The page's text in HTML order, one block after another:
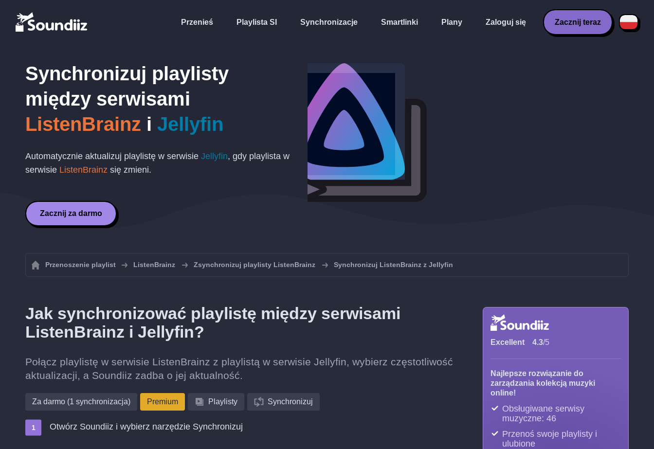
Przenieś Playlista SI Synchronizacje Smartlinki Plany Zaloguj się Zacznij teraz
Synchronizuj playlisty
między serwisami
ListenBrainz i Jellyfin
Automatycznie aktualizuj playlistę w serwisie Jellyfin, gdy playlista w
serwisie ListenBrainz się zmieni.
Zacznij za darmo
Przenoszenie playlist ListenBrainz Zsynchronizuj playlisty ListenBrainz Synchronizuj ListenBrainz z Jellyfin
Jak synchronizować playlistę między serwisami
ListenBrainz i Jellyfin?
Połącz playlistę w serwisie ListenBrainz z playlistą w serwisie Jellyfin, wybierz częstotliwość
aktualizacji, a Soundiiz zadba o jej aktualność.
Za darmo (1 synchronizacja) Premium Playlisty Synchronizuj
Otwórz Soundiiz i wybierz narzędzie Synchronizuj
Excellent 4.3/5
Najlepsze rozwiązanie do
zarządzania kolekcją muzyki
online!
Obsługiwane serwisy
muzyczne: 46
Przenoś swoje playlisty i
ulubione